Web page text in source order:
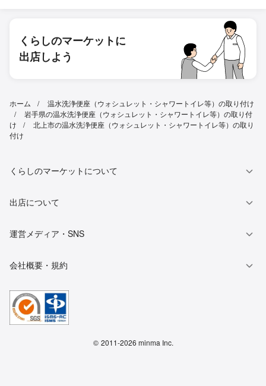
くらしのマーケットに
出店しよう
ホーム
温水洗浄便座（ウォシュレット・シャワートイレ等）の取り付け
岩手県の温水洗浄便座（ウォシュレット・シャワートイレ等）の取り付
け
北上市の温水洗浄便座（ウォシュレット・シャワートイレ等）の取り
付け
くらしのマーケットについて
出店について
運営メディア・SNS
会社概要・規約
© 2011-2026 minma Inc.